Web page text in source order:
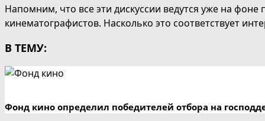
Напомним, что все эти дискуссии ведутся уже на
кинематографистов. Насколько это соответствует
В ТЕМУ:
Фонд кино определил победителей отбора на